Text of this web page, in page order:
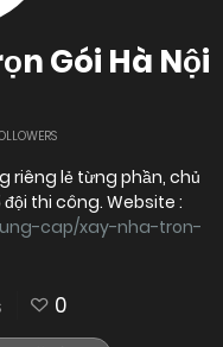
Gói Hà Nội
riêng lẻ từng phần, chủ
thi công. Website :
cap/xay-nha-tron-
0